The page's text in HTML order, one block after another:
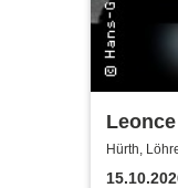
Hürth
Hürth,